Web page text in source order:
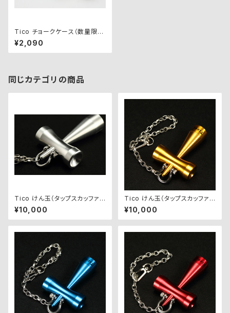
Tico チョークケース（数量限
定）
¥2,090
同じカテゴリの商品
Tico けん玉（タップスカッファ
ー）
¥10,000
Tico けん玉（タップスカッファ
ー）【黄】
¥10,000